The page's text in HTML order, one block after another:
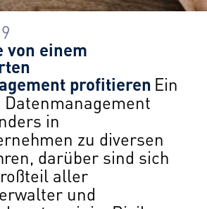
von einem
profitieren Ein
in
zu diversen
darüber sind sich
aller
und